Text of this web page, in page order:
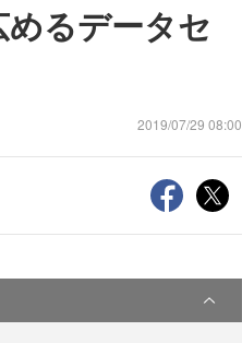
るデータセ
2019/07/29 08:00